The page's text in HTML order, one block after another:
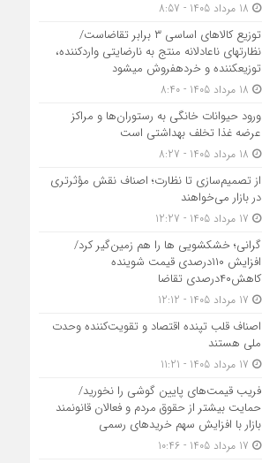
توزیع کالاهای اساسی ۳ برابر تقاضاست/
نظارت‎های ناعادلانه منتج به نارضایتی واردکننده،
توزیع‎کننده و خرده‎فروش می‎شود
ورود حیوانات خانگی به رستوران‌ها و مراکز
عرضه غذا تخلف بهداشتی است
از تصمیم‌سازی تا نظارت؛ اصناف نقش مؤثرتری
در بازار می‌خواهند
گرانی؛ خشکشویی‌ ها را هم زمین‌گیر کرد/
افزایش ۱۱۰درصدی قیمت شوینده
کاهش۴۰درصدی تقاضا
اصناف قلب تپنده اقتصاد و تقویت‌کننده وحدت
ملی هستند
فریب قیمت‌های پایین گوشی را نخورید/
حمایت بیشتر از حقوق مردم و فعالان قانونمند
بازار با افزایش سهم خریدهای رسمی